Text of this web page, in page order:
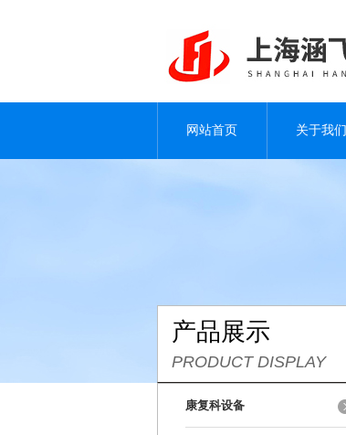
网站首页 关于我们
产品展示
PRODUCT DISPLAY
康复科设备